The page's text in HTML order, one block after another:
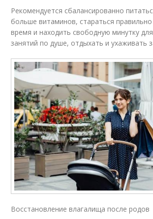
Рекомендуется сбалансированно
больше витаминов, стараться
время и находить свободную минутку
занятий по душе, отдыхать и ухаживать
Восстановление влагалища после родов